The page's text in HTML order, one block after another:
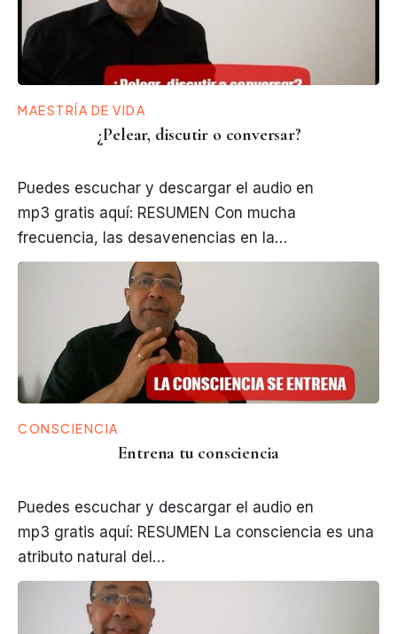
MAESTRÍA DE VIDA
¿Pelear, discutir o conversar?
Puedes escuchar y descargar el audio en
mp3 gratis aquí: RESUMEN Con mucha
frecuencia, las desavenencias en la…
CONSCIENCIA
Entrena tu consciencia
Puedes escuchar y descargar el audio en
mp3 gratis aquí: RESUMEN La consciencia es una
atributo natural del…